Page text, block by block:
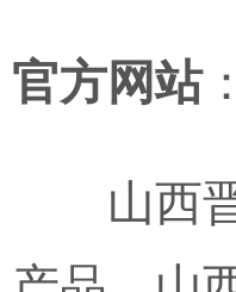
官方网站：
山西